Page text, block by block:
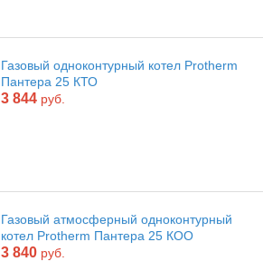
Газовый одноконтурный котел Protherm
Пантера 25 КТО
3 844 руб.
Газовый атмосферный одноконтурный
котел Protherm Пантера 25 КОО
3 840 руб.